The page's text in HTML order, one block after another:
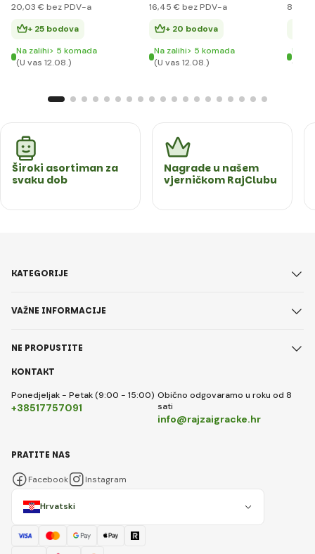
20,03 € bez PDV-a
+ 25 bodova
Na zalihi> 5 komada
(U vas 12.08.)
16,45 € bez PDV-a
+ 20 bodova
Na zalihi> 5 komada
(U vas 12.08.)
8
Na
(U
Široki asortiman za
svaku dob
Nagrade u našem
vjerničkom RajClubu
KONTAKT
Ponedjeljak - Petak (9:00 - 15:00)
+38517757091
Obično odgovaramo u roku od 8
sati
info@rajzaigracke.hr
KATEGORIJE
VAŽNE INFORMACIJE
NE PROPUSTITE
Hrvatski
PRATITE NAS
Facebook Instagram